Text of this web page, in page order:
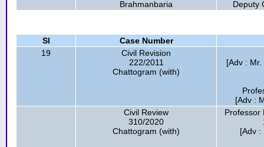
Brahmanbaria
Deputy
Sl
Case Number
19
Civil Revision
222/2011
Chattogram (with)
[Adv :
[Adv :
Civil Review
310/2020
Chattogram (with)
Professor
[Adv :